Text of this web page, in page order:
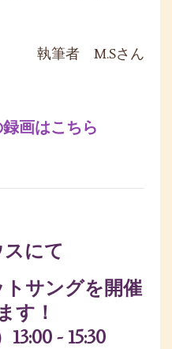
執筆者 M.Sさん
画はこちら
にて
サングを開催
す！
13:00 - 15:30